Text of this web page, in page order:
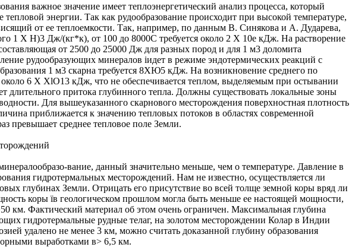
важное значение имеет теплоэнергетический анализ процесса, который
тепловой энергии. Так как рудообразование происходит при высокой температуре,
от ее теплоемкости. Так, например, по данным В. Синякова и А. Дударева,
1 X H)3 Дж/(кг*к), от 100 до 8000C требуется около 2 X 10е кДж. На растворение
от 2500 до 25000 Дж для разных пород и для 1 м3 доломита
рудообразующих минералов іидет в режиме эндотермических реакций с
1 м3 скарна требуется 8ХЮ5 кДж. На возникновение среднего по
около 6 X XlO13 кДж, что не обеспечивается теплом, выделяемым при остывании
длительного притока глубинного тепла. Должны существовать локальные зоны
Для вышеуказанного скарнового месторождения поверхностная плотность
приближается к значению тепловых потоков в областях современной
превышает среднее тепловое поле Земли.
вание, данный значительно меньше, чем о температуре. Давление в
гидротермальных месторождений. Нам не известно, осуществляется ли
глубинах Земли. Отрицать его присутствие во всей толще земной коры вряд ли
коры їв геологическом прошлом могла быть меньше ее настоящей мощности,
км. Фактический материал об этом очень ограничен. Максимальная глубина
гидротермальные рудные телаг, на золотом месторождении Колар в Индии
удалено не менее 3 км, можно считать доказанной глубину образования
выработками в> 6,5 км.